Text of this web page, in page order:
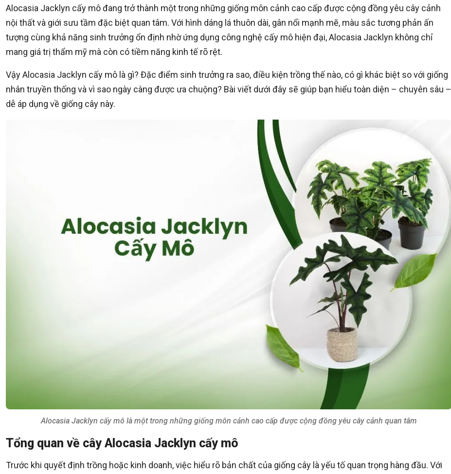
Alocasia Jacklyn cấy mô đang trở thành một trong những giống môn cảnh cao cấp được cộng đồng yêu cây cảnh
nội thất và giới sưu tầm đặc biệt quan tâm. Với hình dáng lá thuôn dài, gân nổi mạnh mẽ, màu sắc tương phản ấn
tượng cùng khả năng sinh trưởng ổn định nhờ ứng dụng công nghệ cấy mô hiện đại, Alocasia Jacklyn không chỉ
mang giá trị thẩm mỹ mà còn có tiềm năng kinh tế rõ rệt.
Vậy Alocasia Jacklyn cấy mô là gì? Đặc điểm sinh trưởng ra sao, điều kiện trồng thế nào, có gì khác biệt so với giống
nhân truyền thống và vì sao ngày càng được ưa chuộng? Bài viết dưới đây sẽ giúp bạn hiểu toàn diện – chuyên sâu –
dễ áp dụng về giống cây này.
Alocasia Jacklyn cấy mô là một trong những giống môn cảnh cao cấp được cộng đồng yêu cây cảnh quan tâm
Tổng quan về cây Alocasia Jacklyn cấy mô
Trước khi quyết định trồng hoặc kinh doanh, việc hiểu rõ bản chất của giống cây là yếu tố quan trọng hàng đầu. Với